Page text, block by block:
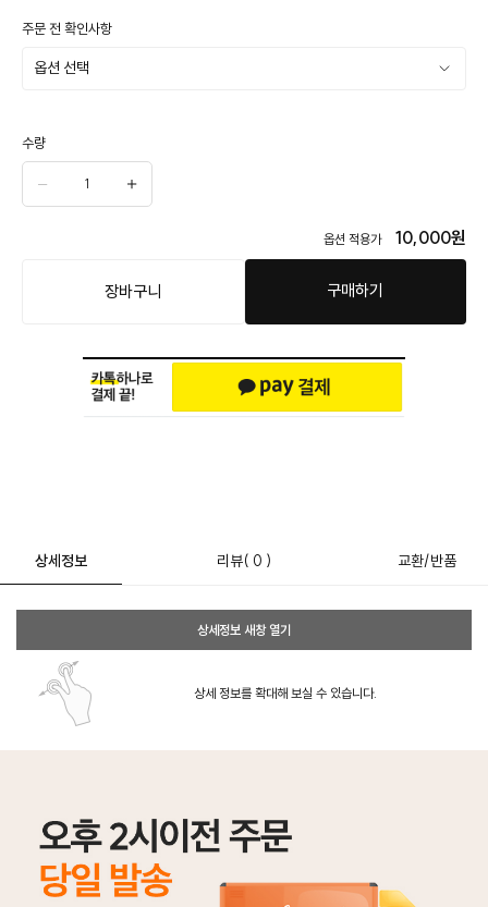
주문 전 확인사항
수량
옵션 적용가 10,000원
장바구니 구매하기
상세정보 리뷰( 0 ) 교환/반품
상세정보 새창 열기
상세 정보를 확대해 보실 수 있습니다.